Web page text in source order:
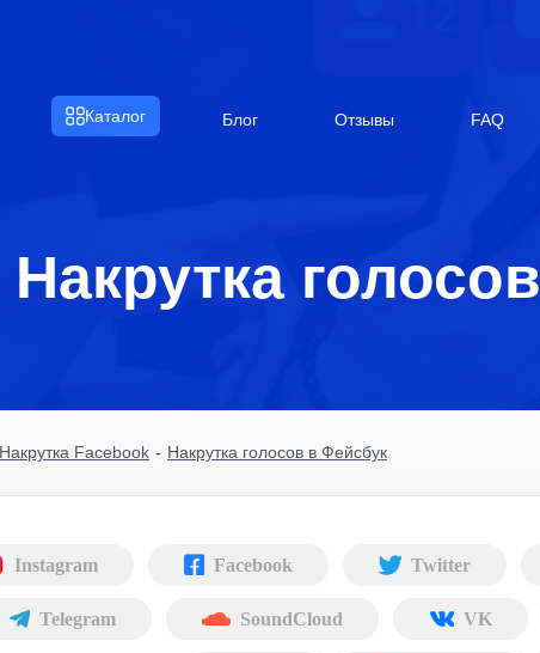
Каталог Блог Отзывы FAQ
Накрутка
Накрутка Facebook - Накрутка голосов в Фейсбук
Instagram Facebook Twitter
Telegram SoundCloud VK